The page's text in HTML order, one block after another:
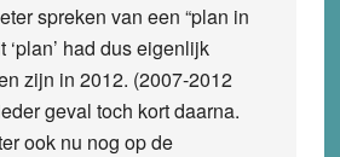
spreken van een “plan in
‘plan’ had dus eigenlijk
zijn in 2012. (2007-2012
geval toch kort daarna.
ook nu nog op de